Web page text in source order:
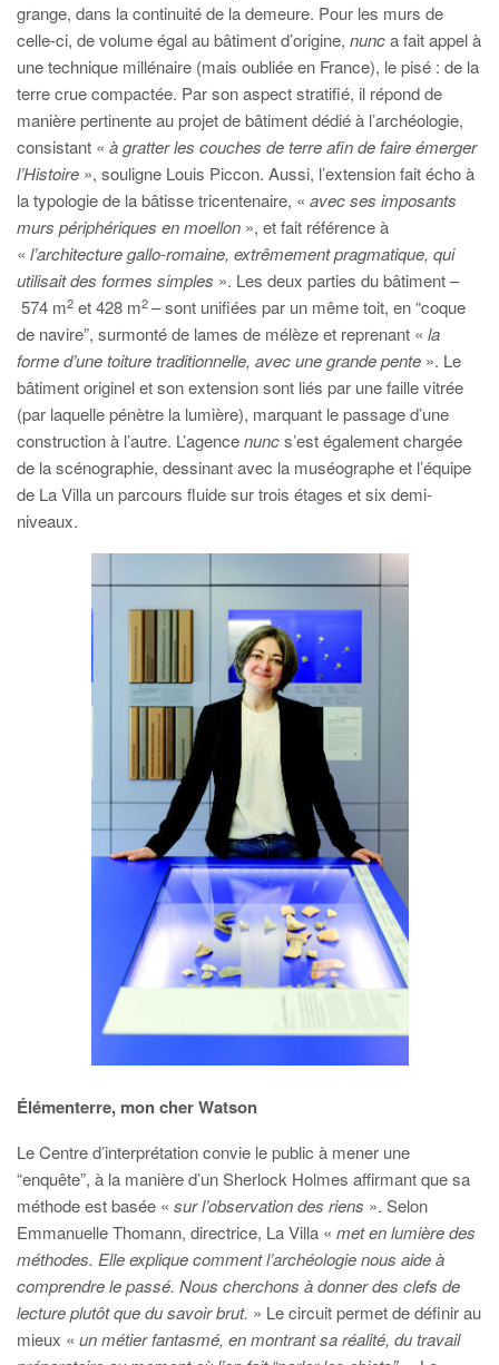
grange, dans la continuité de la demeure. Pour les murs de
celle-ci, de volume égal au bâtiment d’origine, nunca fait appel à
une technique millénaire (mais oubliée en France), le pisé : de la
terre crue compactée. Par son aspect stratifié, il répond de
manière pertinente au projet de bâtiment dédié à l’archéologie,
consistant « à gratter les couches de terre afin de faire émerger
l’Histoire », souligne Louis Piccon. Aussi, l’extension fait écho à
la typologie de la bâtisse tricentenaire, « avec ses imposants
murs périphériques en moellon », et fait référence à
« l’architecture gallo-romaine, extrêmement pragmatique, qui
utilisait des formes simples ». Les deux parties du bâtiment –
574 m2 et 428 m2– sont unifiées par un même toit, en “coque
de navire”, surmonté de lames de mélèze et reprenant « la
forme d’une toiture traditionnelle, avec une grande pente ». Le
bâtiment originel et son extension sont liés par une faille vitrée
(par laquelle pénètre la lumière), marquant le passage d’une
construction à l’autre. L’agencenuncs’est également chargée
de la scénographie, dessinant avec la muséographe et l’équipe
de La Villa un parcours fluide sur trois étages et six demi-
niveaux.
Élémenterre, mon cher Watson
Le Centre d’interprétation convie le public à mener une
“enquête”, à la manière d’un Sherlock Holmes affirmant que sa
méthode est basée « sur l’observation des riens ». Selon
Emmanuelle Thomann, directrice, La Villa « met en lumière des
méthodes. Elle explique comment l’archéologie nous aide à
comprendre le passé. Nous cherchons à donner des clefs de
lecture plutôt que du savoir brut. » Le circuit permet de définir au
mieux « un métier fantasmé, en montrant sa réalité, du travail